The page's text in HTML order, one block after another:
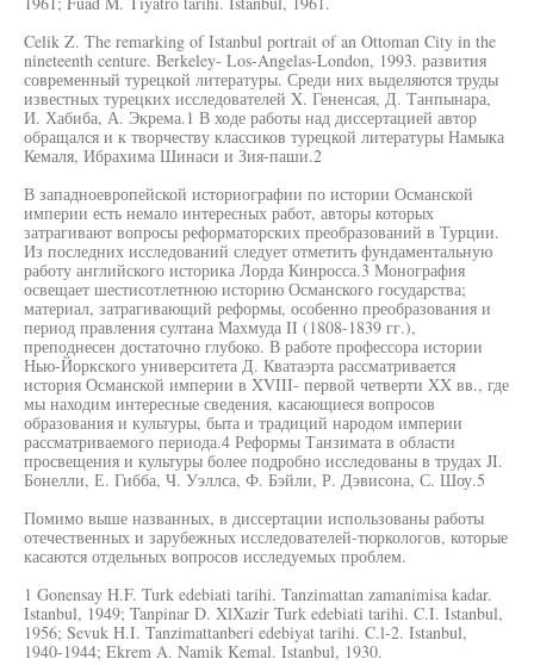
Celik Z. The remarking of Istanbul portrait of an Ottoman City in the
nineteenth centure. Berkeley- Los-Angelas-London, 1993. развития
современный турецкой литературы. Среди них выделяются труды
известных турецких исследователей X. Гененсая, Д. Танпынара,
И. Хабиба, А. Экрема.1 В ходе работы над диссертацией автор
обращался и к творчеству классиков турецкой литературы Намыка
Кемаля, Ибрахима Шинаси и Зия-паши.2
В западноевропейской историографии по истории Османской
империи есть немало интересных работ, авторы которых
затрагивают вопросы реформаторских преобразований в Турции.
Из последних исследований следует отметить фундаментальную
работу английского историка Лорда Кинросса.3 Монография
освещает шестисотлетнюю историю Османского государства;
материал, затрагивающий реформы, особенно преобразования и
период правления султана Махмуда II (1808-1839 гг.),
преподнесен достаточно глубоко. В работе профессора истории
Нью-Йоркского университета Д. Кватаэрта рассматривается
история Османской империи в XVIII- первой четверти XX вв., где
мы находим интересные сведения, касающиеся вопросов
образования и культуры, быта и традиций народом империи
рассматриваемого периода.4 Реформы Танзимата в области
просвещения и культуры более подробно исследованы в трудах JI.
Бонелли, Е. Гибба, Ч. Уэллса, Ф. Бэйли, Р. Дэвисона, С. Шоу.5
Помимо выше названных, в диссертации использованы работы
отечественных и зарубежных исследователей-тюркологов, которые
касаются отдельных вопросов исследуемых проблем.
1 Gonensay H.F. Turk edebiati tarihi. Tanzimattan zamanimisa kadar.
Istanbul, 1949; Tanpinar D. XlXazir Turk edebiati tarihi. C.I. Istanbul,
1956; Sevuk H.I. Tanzimattanberi edebiyat tarihi. C.l-2. Istanbul,
1940-1944; Ekrem A. Namik Kemal. Istanbul, 1930.